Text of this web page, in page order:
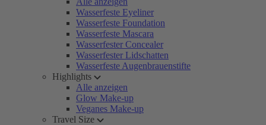
Wasserfeste Eyeliner
Wasserfeste Foundation
Wasserfeste Mascara
Wasserfester Concealer
Wasserfester Lidschatten
Wasserfeste Augenbrauenstifte
Highlights
Alle anzeigen
Glow Make-up
Veganes Make-up
Travel Size